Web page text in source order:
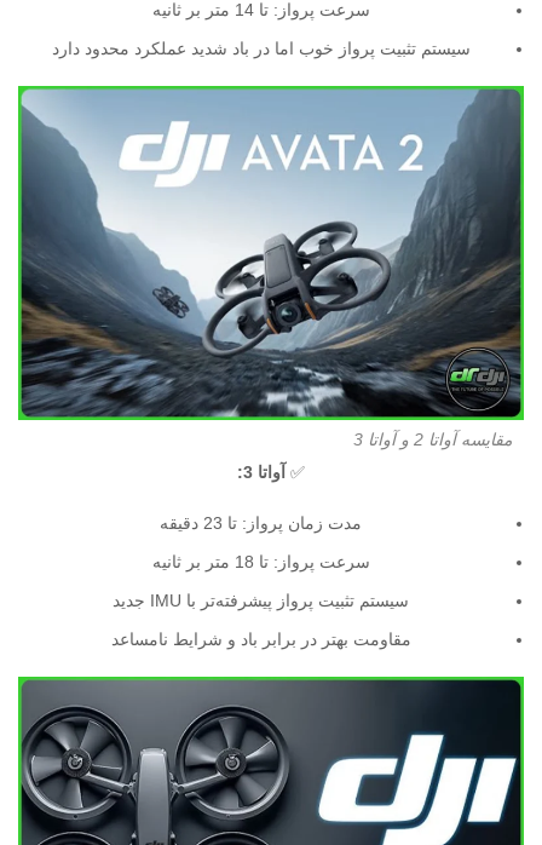
سرعت پرواز: تا 14 متر بر ثانیه
سیستم تثبیت پرواز خوب اما در باد شدید عملکرد محدود دارد
مقایسه آواتا 2 و آواتا 3
✅ آواتا 3:
مدت زمان پرواز: تا 23 دقیقه
سرعت پرواز: تا 18 متر بر ثانیه
سیستم تثبیت پرواز پیشرفته‌تر با IMU جدید
مقاومت بهتر در برابر باد و شرایط نامساعد